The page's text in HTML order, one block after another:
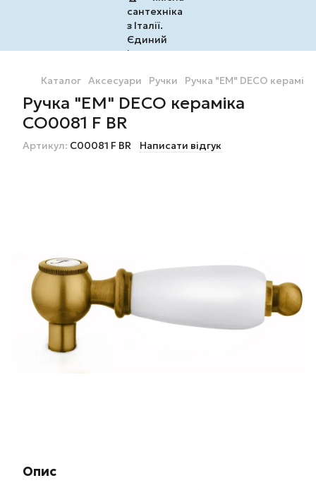
Каталог Аксесуари Ручки Ручка "EM" DECO
Ручка "EM" DECO кераміка
CO0081 F BR
Артикул: C00081 F BR Написати відгук
Опис